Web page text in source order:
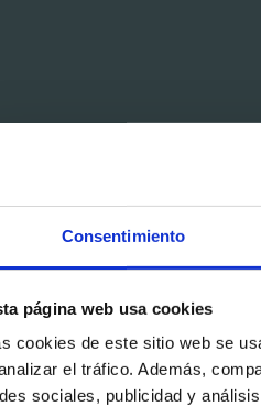
Consentimiento
página web usa cookies
cookies de este sitio web se
el tráfico. Además,
sociales, publicidad y